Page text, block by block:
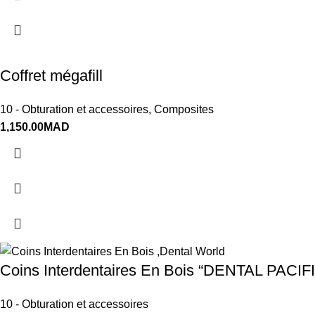
Coffret mégafill
10 - Obturation et accessoires, Composites
1,150.00MAD
Coins Interdentaires En Bois “DENTAL
10 - Obturation et accessoires